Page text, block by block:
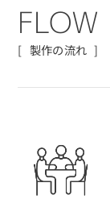
FLOW
製作の流れ